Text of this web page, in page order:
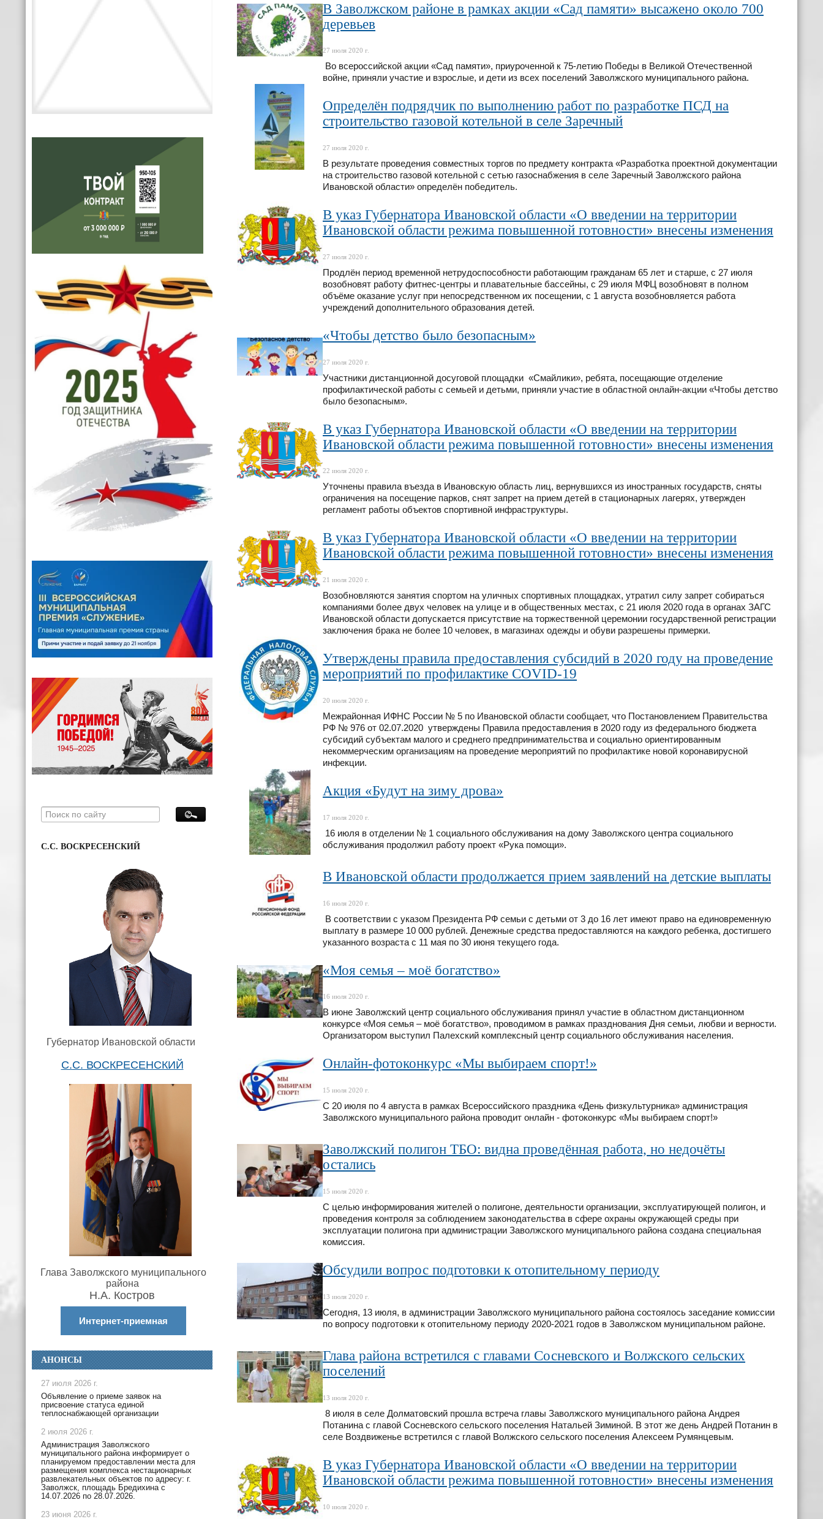
С.С. ВОСКРЕСЕНСКИЙ
Губернатор Ивановской области
С.С. ВОСКРЕСЕНСКИЙ
Глава Заволжского муниципального
района
Н.А. Костров
Интернет-приемная
АНОНСЫ
27 июля 2026 г.
Объявление о приеме заявок на
присвоение статуса единой
теплоснабжающей организации
2 июля 2026 г.
Администрация Заволжского
муниципального района информирует о
планируемом предоставлении места для
размещения комплекса нестационарных
развлекательных объектов по адресу: г.
Заволжск, площадь Бредихина с
14.07.2026 по 28.07.2026.
23 июня 2026 г.
В Заволжском районе в рамках акции «Сад памяти» высажено около 700
деревьев
27 июля 2020 г.
Во всероссийской акции «Сад памяти», приуроченной к 75-летию Победы в Великой Отечественной
войне, приняли участие и взрослые, и дети из всех поселений Заволжского муниципального района.
Определён подрядчик по выполнению работ по разработке ПСД на
строительство газовой котельной в селе Заречный
27 июля 2020 г.
В результате проведения совместных торгов по предмету контракта «Разработка проектной документации
на строительство газовой котельной с сетью газоснабжения в селе Заречный Заволжского района
Ивановской области» определён победитель.
В указ Губернатора Ивановской области «О введении на территории
Ивановской области режима повышенной готовности» внесены изменения
27 июля 2020 г.
Продлён период временной нетрудоспособности работающим гражданам 65 лет и старше, с 27 июля
возобновят работу фитнес-центры и плавательные бассейны, с 29 июля МФЦ возобновят в полном
объёме оказание услуг при непосредственном их посещении, с 1 августа возобновляется работа
учреждений дополнительного образования детей.
«Чтобы детство было безопасным»
27 июля 2020 г.
Участники дистанционной досуговой площадки «Смайлики», ребята, посещающие отделение
профилактической работы с семьей и детьми, приняли участие в областной онлайн-акции «Чтобы детство
было безопасным».
В указ Губернатора Ивановской области «О введении на территории
Ивановской области режима повышенной готовности» внесены изменения
22 июля 2020 г.
Уточнены правила въезда в Ивановскую область лиц, вернувшихся из иностранных государств, сняты
ограничения на посещение парков, снят запрет на прием детей в стационарных лагерях, утвержден
регламент работы объектов спортивной инфраструктуры.
В указ Губернатора Ивановской области «О введении на территории
Ивановской области режима повышенной готовности» внесены изменения
21 июля 2020 г.
Возобновляются занятия спортом на уличных спортивных площадках, утратил силу запрет собираться
компаниями более двух человек на улице и в общественных местах, с 21 июля 2020 года в органах ЗАГС
Ивановской области допускается присутствие на торжественной церемонии государственной регистрации
заключения брака не более 10 человек, в магазинах одежды и обуви разрешены примерки.
Утверждены правила предоставления субсидий в 2020 году на проведение
мероприятий по профилактике COVID-19
20 июля 2020 г.
Межрайонная ИФНС России № 5 по Ивановской области сообщает, что Постановлением Правительства
РФ № 976 от 02.07.2020 утверждены Правила предоставления в 2020 году из федерального бюджета
субсидий субъектам малого и среднего предпринимательства и социально ориентированным
некоммерческим организациям на проведение мероприятий по профилактике новой коронавирусной
инфекции.
Акция «Будут на зиму дрова»
17 июля 2020 г.
16 июля в отделении № 1 социального обслуживания на дому Заволжского центра социального
обслуживания продолжил работу проект «Рука помощи».
В Ивановской области продолжается прием заявлений на детские выплаты
16 июля 2020 г.
В соответствии с указом Президента РФ семьи с детьми от 3 до 16 лет имеют право на единовременную
выплату в размере 10 000 рублей. Денежные средства предоставляются на каждого ребенка, достигшего
указанного возраста с 11 мая по 30 июня текущего года.
«Моя семья – моё богатство»
16 июля 2020 г.
В июне Заволжский центр социального обслуживания принял участие в областном дистанционном
конкурсе «Моя семья – моё богатство», проводимом в рамках празднования Дня семьи, любви и верности.
Организатором выступил Палехский комплексный центр социального обслуживания населения.
Онлайн-фотоконкурс «Мы выбираем спорт!»
15 июля 2020 г.
С 20 июля по 4 августа в рамках Всероссийского праздника «День физкультурника» администрация
Заволжского муниципального района проводит онлайн - фотоконкурс «Мы выбираем спорт!»
Заволжский полигон ТБО: видна проведённая работа, но недочёты
остались
15 июля 2020 г.
С целью информирования жителей о полигоне, деятельности организации, эксплуатирующей полигон, и
проведения контроля за соблюдением законодательства в сфере охраны окружающей среды при
эксплуатации полигона при администрации Заволжского муниципального района создана специальная
комиссия.
Обсудили вопрос подготовки к отопительному периоду
13 июля 2020 г.
Сегодня, 13 июля, в администрации Заволжского муниципального района состоялось заседание комиссии
по вопросу подготовки к отопительному периоду 2020-2021 годов в Заволжском муниципальном районе.
Глава района встретился с главами Сосневского и Волжского сельских
поселений
13 июля 2020 г.
8 июля в селе Долматовский прошла встреча главы Заволжского муниципального района Андрея
Потанина с главой Сосневского сельского поселения Натальей Зиминой. В этот же день Андрей Потанин в
селе Воздвиженье встретился с главой Волжского сельского поселения Алексеем Румянцевым.
В указ Губернатора Ивановской области «О введении на территории
Ивановской области режима повышенной готовности» внесены изменения
10 июля 2020 г.